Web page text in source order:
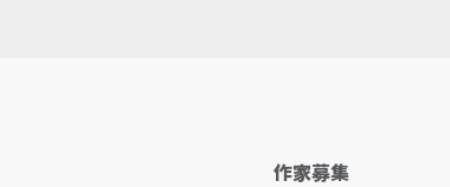
作家募集